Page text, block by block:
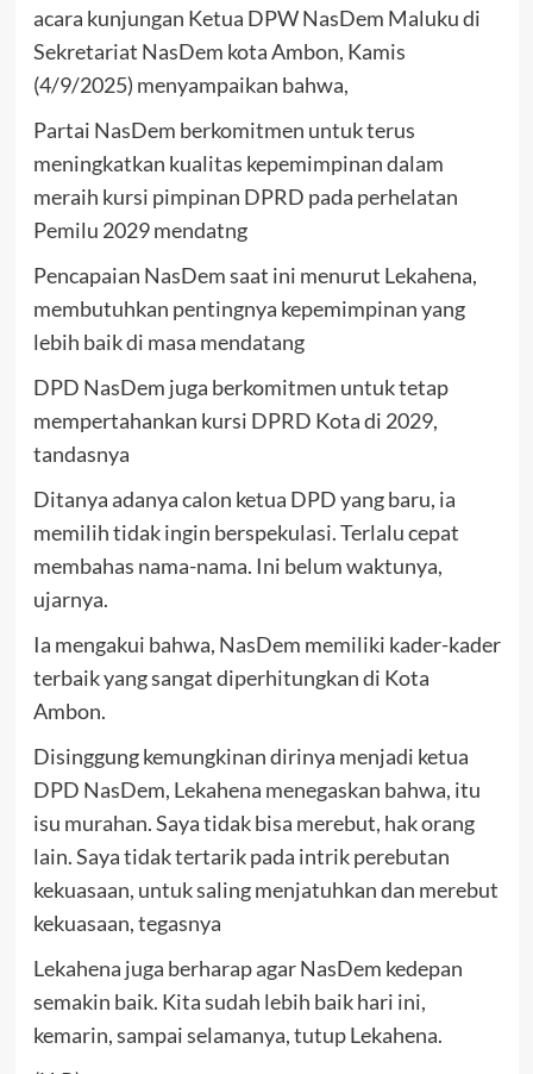
acara kunjungan Ketua DPW NasDem Maluku di
Sekretariat NasDem kota Ambon, Kamis
(4/9/2025) menyampaikan bahwa,
Partai NasDem berkomitmen untuk terus
meningkatkan kualitas kepemimpinan dalam
meraih kursi pimpinan DPRD pada perhelatan
Pemilu 2029 mendatng
Pencapaian NasDem saat ini menurut Lekahena,
membutuhkan pentingnya kepemimpinan yang
lebih baik di masa mendatang
DPD NasDem juga berkomitmen untuk tetap
mempertahankan kursi DPRD Kota di 2029,
tandasnya
Ditanya adanya calon ketua DPD yang baru, ia
memilih tidak ingin berspekulasi. Terlalu cepat
membahas nama-nama. Ini belum waktunya,
ujarnya.
Ia mengakui bahwa, NasDem memiliki kader-kader
terbaik yang sangat diperhitungkan di Kota
Ambon.
Disinggung kemungkinan dirinya menjadi ketua
DPD NasDem, Lekahena menegaskan bahwa, itu
isu murahan. Saya tidak bisa merebut, hak orang
lain. Saya tidak tertarik pada intrik perebutan
kekuasaan, untuk saling menjatuhkan dan merebut
kekuasaan, tegasnya
Lekahena juga berharap agar NasDem kedepan
semakin baik. Kita sudah lebih baik hari ini,
kemarin, sampai selamanya, tutup Lekahena.